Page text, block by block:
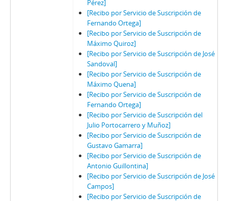
Pérez]
[Recibo por Servicio de Suscripción de
Fernando Ortega]
[Recibo por Servicio de Suscripción de
Máximo Quiroz]
[Recibo por Servicio de Suscripción de José
Sandoval]
[Recibo por Servicio de Suscripción de
Máximo Quena]
[Recibo por Servicio de Suscripción de
Fernando Ortega]
[Recibo por Servicio de Suscripción del
Julio Portocarrero y Muñoz]
[Recibo por Servicio de Suscripción de
Gustavo Gamarra]
[Recibo por Servicio de Suscripción de
Antonio Guillontina]
[Recibo por Servicio de Suscripción de José
Campos]
[Recibo por Servicio de Suscripción de